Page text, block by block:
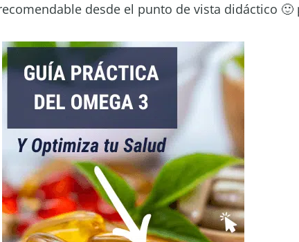
desde el punto de vista didáctico 🙂